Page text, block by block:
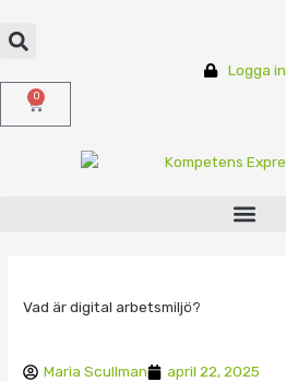
till
innehåll
Logga in
0
Varukorg
Vad är digital arbetsmiljö?
Maria Scullman
april 22, 2025